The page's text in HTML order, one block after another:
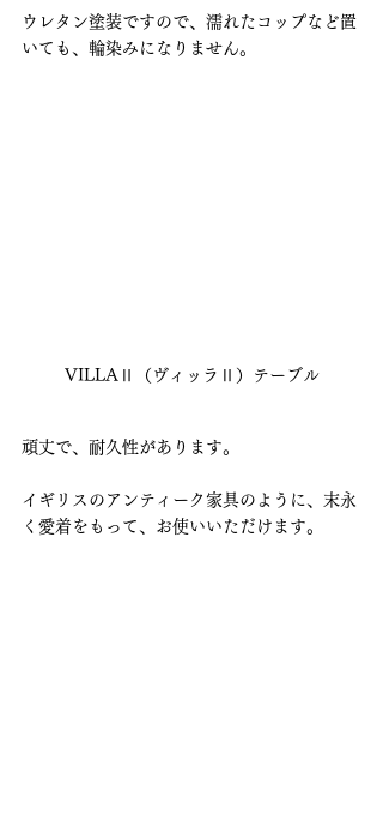
ウレタン塗装ですので、濡れたコップなど置
いても、輪染みになりません。
VILLAⅡ（ヴィッラⅡ）テーブル
頑丈で、耐久性があります。
イギリスのアンティーク家具のように、末永
く愛着をもって、お使いいただけます。